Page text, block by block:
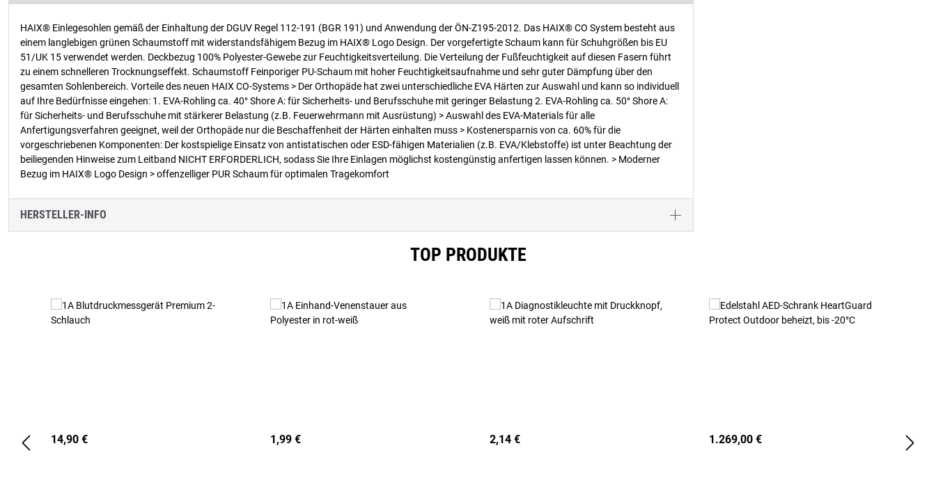
HAIX® Einlegesohlen gemäß der Einhaltung der DGUV Regel 112-191 (BGR 191) und Anwendung der ÖN-Z195-2012. Das HAIX® CO System besteht aus
einem langlebigen grünen Schaumstoff mit widerstandsfähigem Bezug im HAIX® Logo Design. Der vorgefertigte Schaum kann für Schuhgrößen bis EU
51/UK 15 verwendet werden. Deckbezug 100% Polyester-Gewebe zur Feuchtigkeitsverteilung. Die Verteilung der Fußfeuchtigkeit auf diesen Fasern führt
zu einem schnelleren Trocknungseffekt. Schaumstoff Feinporiger PU-Schaum mit hoher Feuchtigkeitsaufnahme und sehr guter Dämpfung über den
gesamten Sohlenbereich. Vorteile des neuen HAIX CO-Systems > Der Orthopäde hat zwei unterschiedliche EVA Härten zur Auswahl und kann so individuell
auf Ihre Bedürfnisse eingehen: 1. EVA-Rohling ca. 40° Shore A: für Sicherheits- und Berufsschuhe mit geringer Belastung 2. EVA-Rohling ca. 50° Shore A:
für Sicherheits- und Berufsschuhe mit stärkerer Belastung (z.B. Feuerwehrmann mit Ausrüstung) > Auswahl des EVA-Materials für alle
Anfertigungsverfahren geeignet, weil der Orthopäde nur die Beschaffenheit der Härten einhalten muss > Kostenersparnis von ca. 60% für die
vorgeschriebenen Komponenten: Der kostspielige Einsatz von antistatischen oder ESD-fähigen Materialien (z.B. EVA/Klebstoffe) ist unter Beachtung der
beiliegenden Hinweise zum Leitband NICHT ERFORDERLICH, sodass Sie Ihre Einlagen möglichst kostengünstig anfertigen lassen können. > Moderner
Bezug im HAIX® Logo Design > offenzelliger PUR Schaum für optimalen Tragekomfort
HERSTELLER-INFO
TOP PRODUKTE
14,90 € 1,99 € 2,14 € 1.269,00 €